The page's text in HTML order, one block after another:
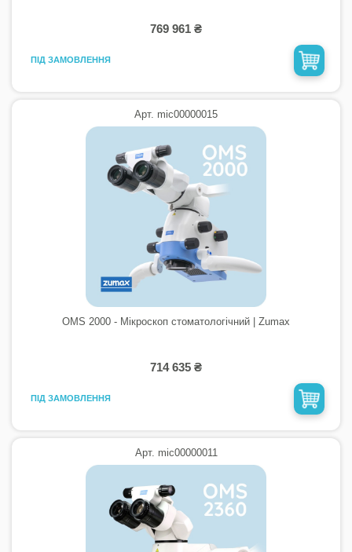
769 961 ₴
ПІД ЗАМОВЛЕННЯ
Арт. mic00000015
OMS 2000 - Мікроскоп стоматологічний | Zumax
714 635 ₴
ПІД ЗАМОВЛЕННЯ
Арт. mic00000011